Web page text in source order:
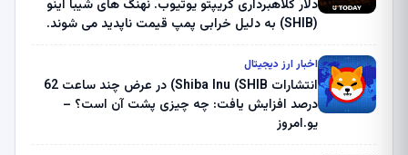
دلار کلاهبرداری کریپتو یوتیوب. نهنگ های شیبا اینو
(SHIB) به دلیل خرابی پمپ قیمت ناپدید می شوند.
ثبت کرد – گزارش کریپتو صبح – U.Today
اخبار ارز دیجیتال
انتشارات Shiba Inu (SHIB) در عرض چند ساعت 62
درصد افزایش یافت: چه چیزی پشت آن است؟ –
یو.امروز